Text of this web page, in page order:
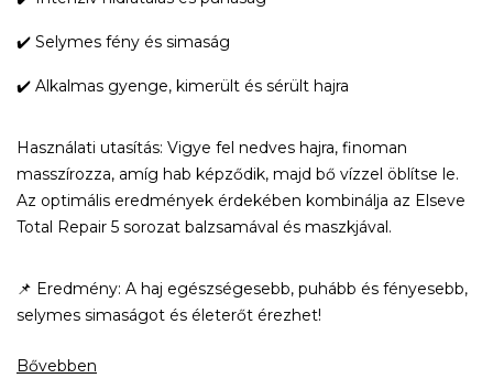
✔️ Selymes fény és simaság
✔️ Alkalmas gyenge, kimerült és sérült hajra
Használati utasítás: Vigye fel nedves hajra, finoman
masszírozza, amíg hab képződik, majd bő vízzel öblítse le.
Az optimális eredmények érdekében kombinálja az Elseve
Total Repair 5 sorozat balzsamával és maszkjával.
📌 Eredmény: A haj egészségesebb, puhább és fényesebb,
selymes simaságot és életerőt érezhet!
Bővebben
Create wishlist ×
Wishlist name